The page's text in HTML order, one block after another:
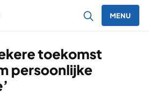
MENU
toekomst
persoonlijke